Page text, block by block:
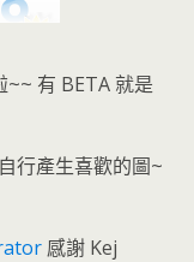
有 BETA 就是
自行產生喜歡的圖~
感謝 Kej